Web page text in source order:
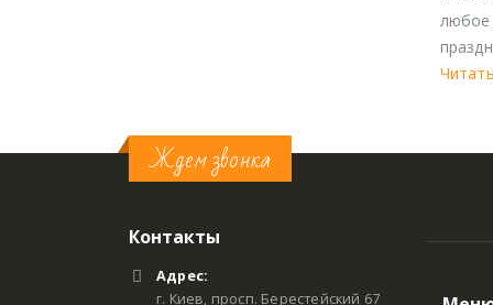
любое
Ждем звонка
Контакты
Адрес:
г. Киев, просп. Берестейский 67